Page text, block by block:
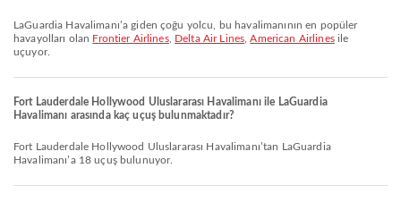
LaGuardia Havalimanı’a giden çoğu yolcu, bu havalimanının en popüler
havayolları olan Frontier Airlines, Delta Air Lines ,American Airlinesile
uçuyor.
Fort Lauderdale Hollywood Uluslararası Havalimanı ile LaGuardia
Havalimanı arasında kaç uçuş bulunmaktadır?
Fort Lauderdale Hollywood Uluslararası Havalimanı’tan LaGuardia
Havalimanı’a 18 uçuş bulunuyor.